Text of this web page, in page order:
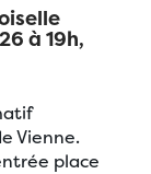
à 19h,
Vienne.
place